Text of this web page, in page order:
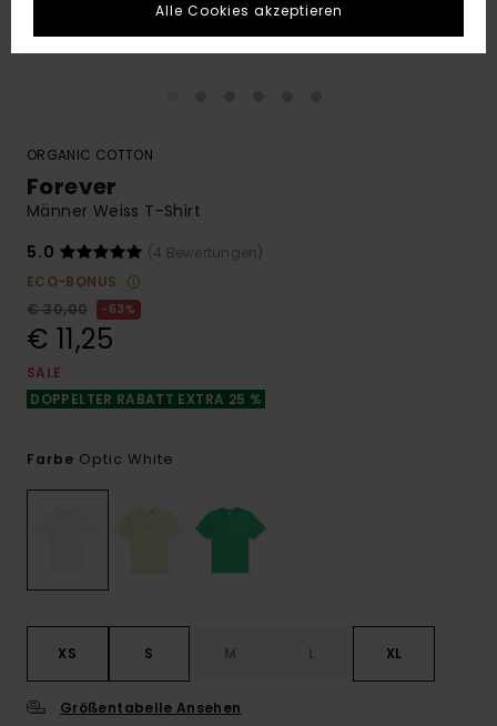
ORGANIC COTTON
Forever
Männer Weiss T-Shirt
5.0
(4 Bewertungen)
ECO-BONUS
€ 30,00
63%
€ 11,25
SALE
DOPPELTER RABATT EXTRA 25 %
Farbe Optic White
XS S M L XL
Größentabelle Ansehen
Alle Cookies akzeptieren